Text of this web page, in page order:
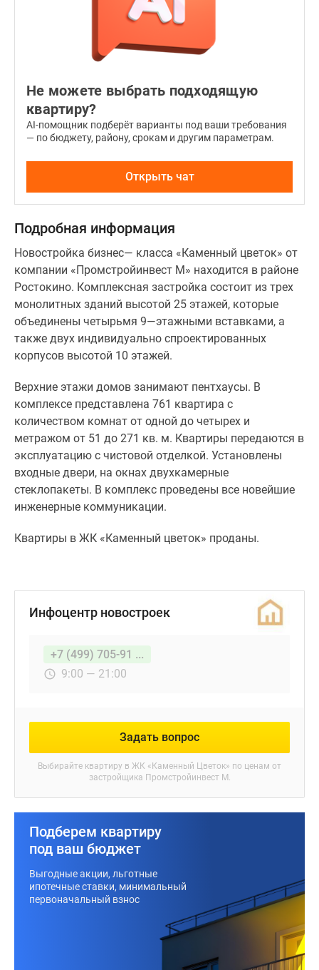
Не можете выбрать подходящую
квартиру?
AI-помощник подберёт варианты под ваши требования
— по бюджету, району, срокам и другим параметрам.
Открыть чат
Подробная информация
Новостройка бизнес— класса «Каменный цветок» от
компании «Промстройинвест М» находится в районе
Ростокино. Комплексная застройка состоит из трех
монолитных зданий высотой 25 этажей, которые
объединены четырьмя 9—этажными вставками, а
также двух индивидуально спроектированных
корпусов высотой 10 этажей.
Верхние этажи домов занимают пентхаусы. В
комплексе представлена 761 квартира с
количеством комнат от одной до четырех и
метражом от 51 до 271 кв. м. Квартиры передаются в
эксплуатацию с чистовой отделкой. Установлены
входные двери, на окнах двухкамерные
стеклопакеты. В комплекс проведены все новейшие
инженерные коммуникации.
Квартиры в ЖК «Каменный цветок» проданы.
Инфоцентр новостроек
+7 (499) 705-91 ...
9:00 — 21:00
Задать вопрос
Выбирайте квартиру в ЖК «Каменный Цветок» по ценам от
застройщика Промстройинвест М.
Подберем квартиру
под ваш бюджет
Выгодные акции, льготные
ипотечные ставки, минимальный
первоначальный взнос